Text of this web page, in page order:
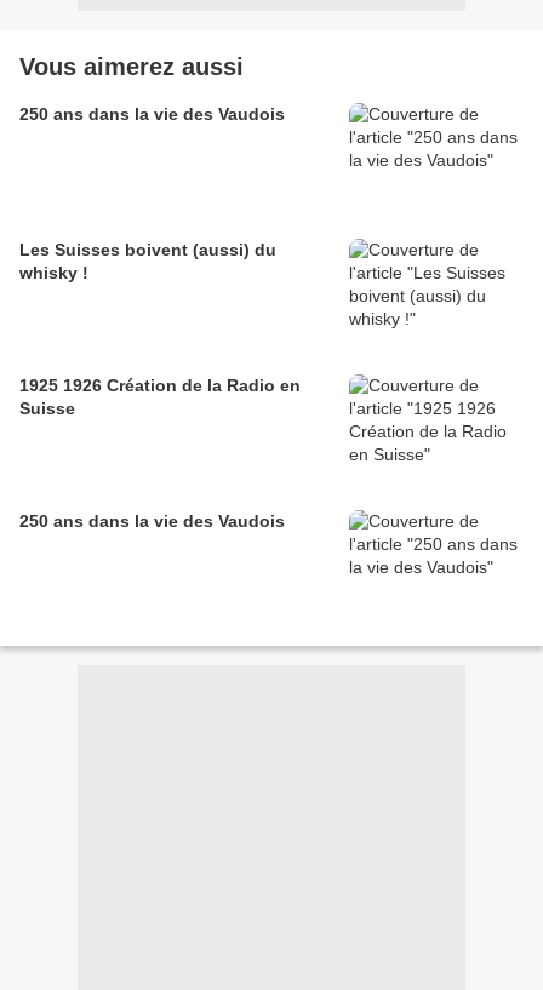
Vous aimerez aussi
250 ans dans la vie des Vaudois
Les Suisses boivent (aussi) du
whisky !
1925 1926 Création de la Radio en
Suisse
250 ans dans la vie des Vaudois